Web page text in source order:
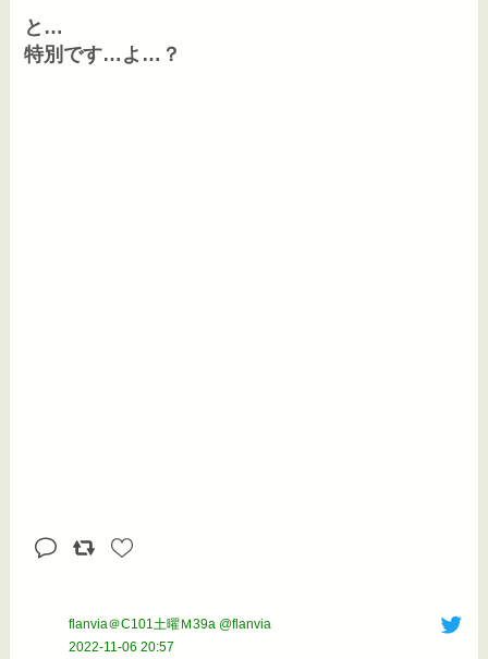
と…
特別です…よ…？
flanvia＠C101土曜Ｍ39a @flanvia
2022-11-06 20:57